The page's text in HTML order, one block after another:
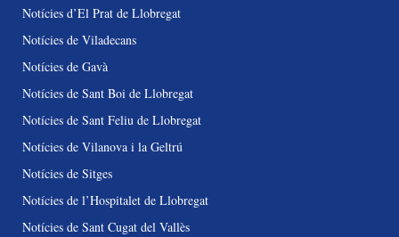
Notícies d’El Prat de Llobregat
Notícies de Viladecans
Notícies de Gavà
Notícies de Sant Boi de Llobregat
Notícies de Sant Feliu de Llobregat
Notícies de Vilanova i la Geltrú
Notícies de Sitges
Notícies de l’Hospitalet de Llobregat
Notícies de Sant Cugat del Vallès